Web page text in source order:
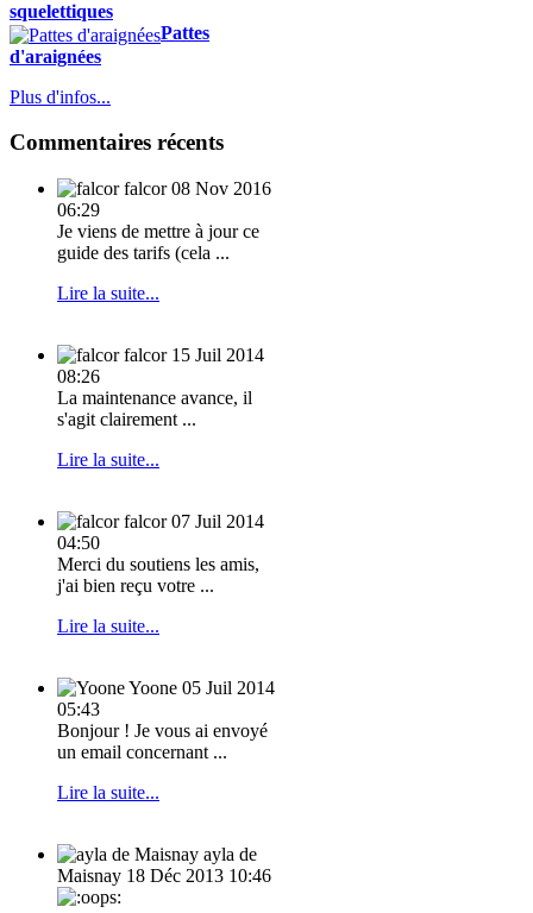
squelettiques
Pattes
d'araignées
Plus d'infos...
Commentaires récents
falcor 08 Nov 2016
06:29
Je viens de mettre à jour ce
guide des tarifs (cela ...
Lire la suite...
falcor 15 Juil 2014
08:26
La maintenance avance, il
s'agit clairement ...
Lire la suite...
falcor 07 Juil 2014
04:50
Merci du soutiens les amis,
j'ai bien reçu votre ...
Lire la suite...
Yoone 05 Juil 2014
05:43
Bonjour ! Je vous ai envoyé
un email concernant ...
Lire la suite...
ayla de
Maisnay 18 Déc 2013 10:46